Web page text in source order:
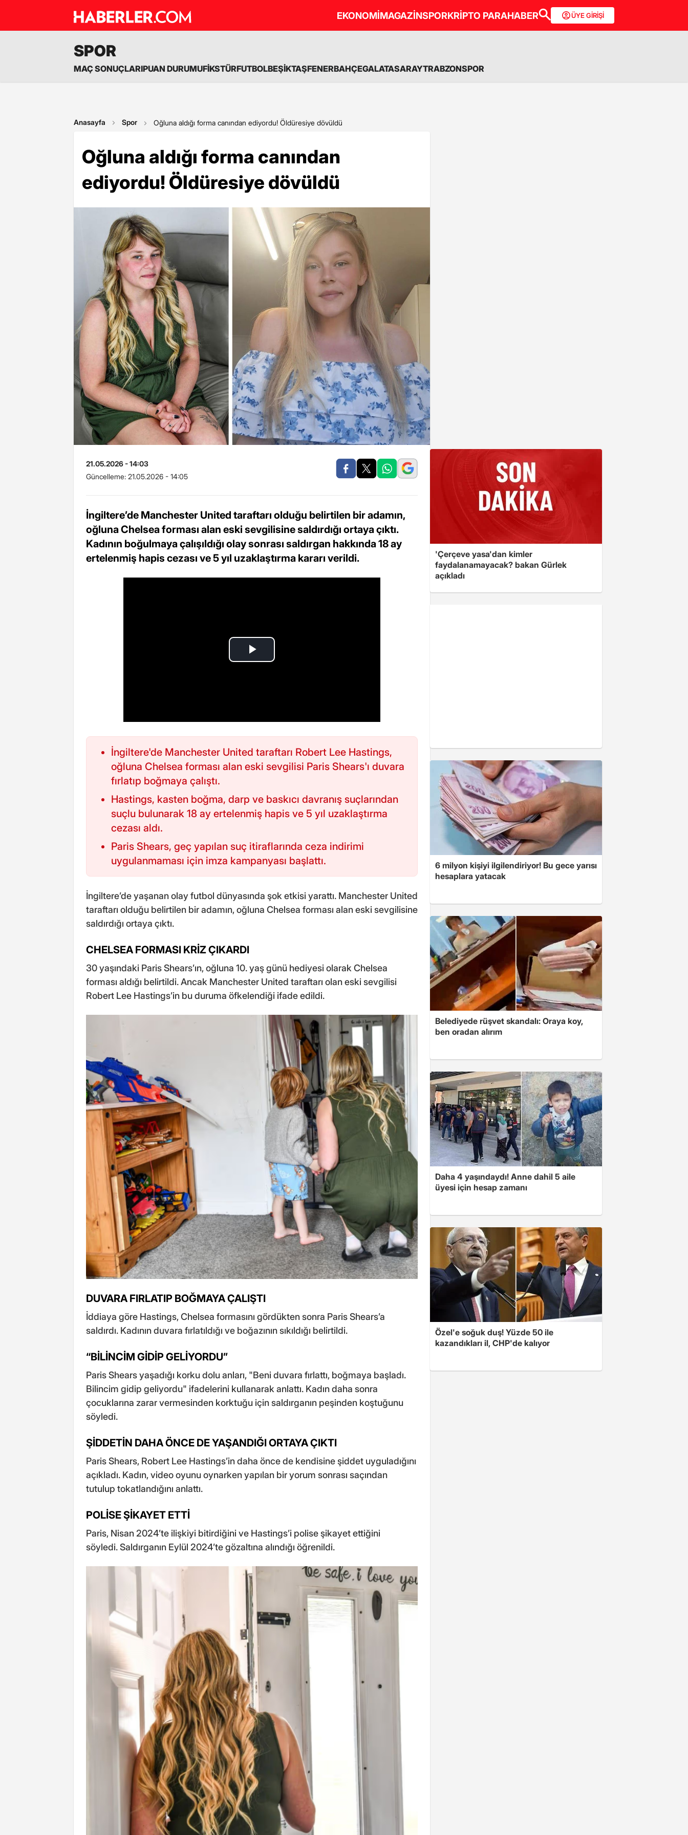
EKONOMİMAGAZİNSPORKRİPTO PARAHABER ÜYE GİRİŞİ
SPOR
MAÇ SONUÇLARIPUAN DURUMUFİKSTÜRFUTBOLBEŞİKTAŞFENERBAHÇEGALATASARAYTRABZONSPOR
Anasayfa Spor Oğluna aldığı forma canından ediyordu! Öldüresiye dövüldü
Oğluna aldığı forma canından
ediyordu! Öldüresiye dövüldü
21.05.2026 - 14:03
Güncelleme: 21.05.2026 - 14:05
İngiltere’de Manchester United taraftarı olduğu belirtilen bir adamın,
oğluna Chelsea forması alan eski sevgilisine saldırdığı ortaya çıktı.
Kadının boğulmaya çalışıldığı olay sonrası saldırgan hakkında 18 ay
ertelenmiş hapis cezası ve 5 yıl uzaklaştırma kararı verildi.
İngiltere'de Manchester United taraftarı Robert Lee Hastings,
oğluna Chelsea forması alan eski sevgilisi Paris Shears'ı duvara
fırlatıp boğmaya çalıştı.
Hastings, kasten boğma, darp ve baskıcı davranış suçlarından
suçlu bulunarak 18 ay ertelenmiş hapis ve 5 yıl uzaklaştırma
cezası aldı.
Paris Shears, geç yapılan suç itiraflarında ceza indirimi
uygulanmaması için imza kampanyası başlattı.
İngiltere’de yaşanan olay futbol dünyasında şok etkisi yarattı. Manchester United
taraftarı olduğu belirtilen bir adamın, oğluna Chelsea forması alan eski sevgilisine
saldırdığı ortaya çıktı.
CHELSEA FORMASI KRİZ ÇIKARDI
30 yaşındaki Paris Shears’ın, oğluna 10. yaş günü hediyesi olarak Chelsea
forması aldığı belirtildi. Ancak Manchester United taraftarı olan eski sevgilisi
Robert Lee Hastings’in bu duruma öfkelendiği ifade edildi.
DUVARA FIRLATIP BOĞMAYA ÇALIŞTI
İddiaya göre Hastings, Chelsea formasını gördükten sonra Paris Shears’a
saldırdı. Kadının duvara fırlatıldığı ve boğazının sıkıldığı belirtildi.
“BİLİNCİM GİDİP GELİYORDU”
Paris Shears yaşadığı korku dolu anları, "Beni duvara fırlattı, boğmaya başladı.
Bilincim gidip geliyordu" ifadelerini kullanarak anlattı. Kadın daha sonra
çocuklarına zarar vermesinden korktuğu için saldırganın peşinden koştuğunu
söyledi.
ŞİDDETİN DAHA ÖNCE DE YAŞANDIĞI ORTAYA ÇIKTI
Paris Shears, Robert Lee Hastings’in daha önce de kendisine şiddet uyguladığını
açıkladı. Kadın, video oyunu oynarken yapılan bir yorum sonrası saçından
tutulup tokatlandığını anlattı.
POLİSE ŞİKAYET ETTİ
Paris, Nisan 2024’te ilişkiyi bitirdiğini ve Hastings’i polise şikayet ettiğini
söyledi. Saldırganın Eylül 2024’te gözaltına alındığı öğrenildi.
'Çerçeve yasa'dan kimler
faydalanamayacak? bakan Gürlek
açıkladı
6 milyon kişiyi ilgilendiriyor! Bu gece yarısı
hesaplara yatacak
Belediyede rüşvet skandalı: Oraya koy,
ben oradan alırım
Daha 4 yaşındaydı! Anne dahil 5 aile
üyesi için hesap zamanı
Özel'e soğuk duş! Yüzde 50 ile
kazandıkları il, CHP'de kalıyor